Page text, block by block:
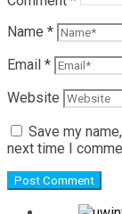
Name *
Email *
Website
Save my
next time I